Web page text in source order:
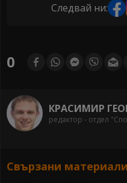
Следвай ни:
0
КРАСИМИР
редактор - отдел
Свързани материали